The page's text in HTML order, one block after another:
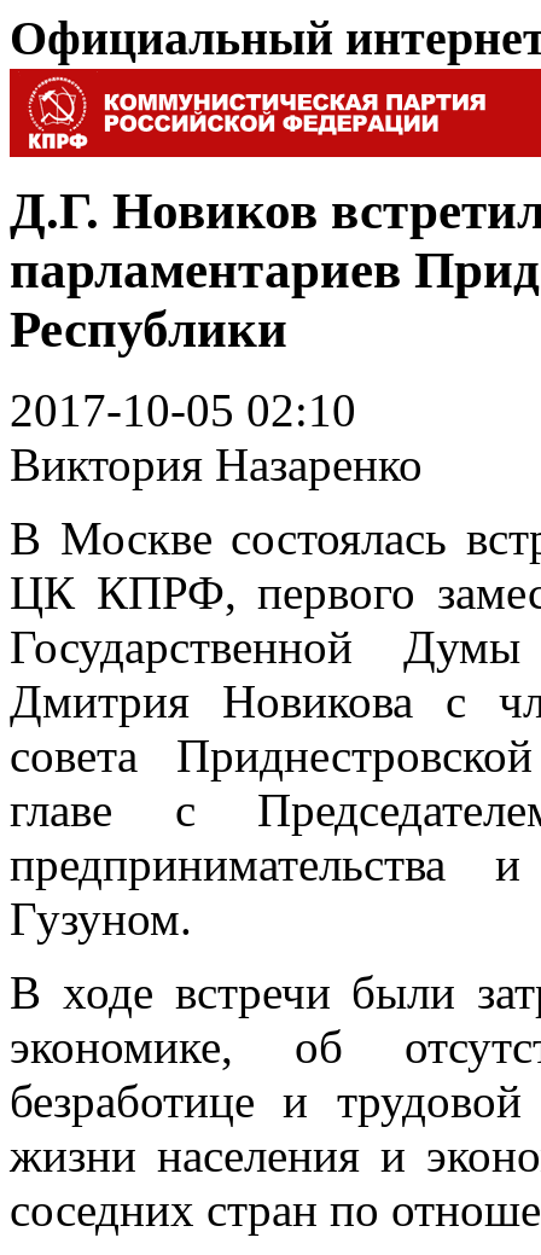
Официальный
Д.Г. Новиков
парламентариев
Республики
2017-10-05 02:10
Виктория Назаренко
В Москве состоялась
ЦК КПРФ, первого
Государственной
Дмитрия Новикова с
совета
главе с
предпринимательства
Гузуном.
В ходе встречи были
экономике, об
безработице и
жизни населения и
соседних стран по